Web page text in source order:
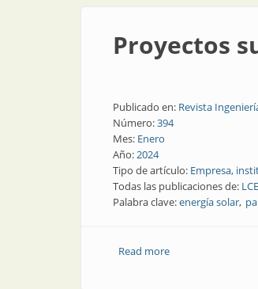
Proyectos
Publicado en: Revista
Número:394
Mes: Enero
Año:2024
Tipo de artículo: Empresa,
Todas las publicaciones de:
Palabra clave:energía solar
Read moreabout Proyectos